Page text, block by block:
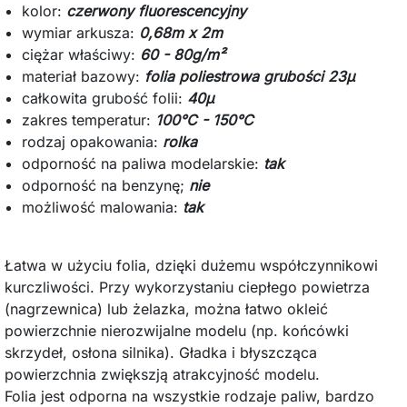
kolor: czerwony fluorescencyjny
wymiar arkusza: 0,68m x 2m
ciężar właściwy: 60 - 80g/m²
materiał bazowy: folia poliestrowa grubości 23µ
całkowita grubość folii: 40µ
zakres temperatur: 100°C - 150°C
rodzaj opakowania: rolka
odporność na paliwa modelarskie: tak
odporność na benzynę; nie
możliwość malowania: tak
Łatwa w użyciu folia, dzięki dużemu współczynnikowi
kurczliwości. Przy wykorzystaniu ciepłego powietrza
(nagrzewnica) lub żelazka, można łatwo okleić
powierzchnie nierozwijalne modelu (np. końcówki
skrzydeł, osłona silnika). Gładka i błyszcząca
powierzchnia zwiększją atrakcyjność modelu.
Folia jest odporna na wszystkie rodzaje paliw, bardzo